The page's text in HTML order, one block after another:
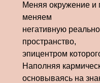
Меняя окружение
меняем
негативную
пространство,
эпицентром
Наполняя
основываясь на